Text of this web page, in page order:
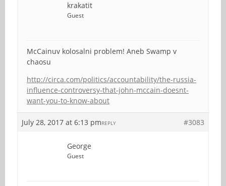
krakatit
Guest
McCainuv kolosalni problem! Aneb Swamp v
chaosu
http://circa.com/politics/accountability/the-russia-
influence-controversy-that-john-mccain-doesnt-
want-you-to-know-about
July 28, 2017 at 6:13 pm #3083
REPLY
George
Guest